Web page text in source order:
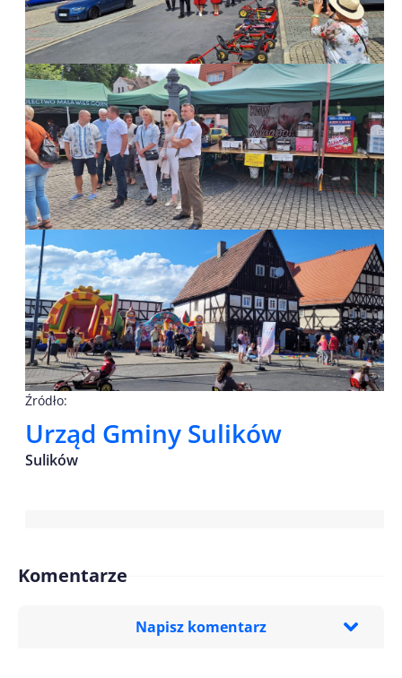
Źródło:
Urząd Gminy Sulików
Sulików
Komentarze
Napisz komentarz